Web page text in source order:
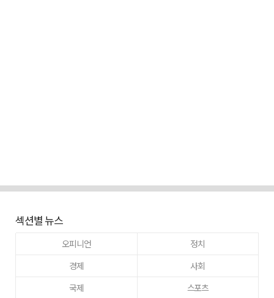
섹션별 뉴스
오피니언
정치
경제
사회
국제
스포츠